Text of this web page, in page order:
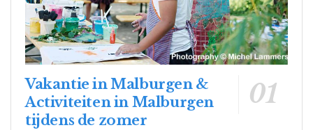
Vakantie in Malburgen &
Activiteiten in Malburgen
tijdens de zomer